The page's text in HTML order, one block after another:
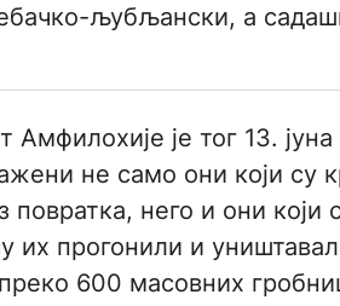
љубљански, а
Амфилохије је тог 13.
не само они који су
повратка, него и они
их прогонили и
600 масовних